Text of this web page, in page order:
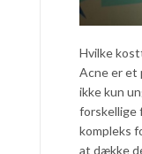
Hvilke
Acne er et
ikke kun
forskellige
kompleks
at dække